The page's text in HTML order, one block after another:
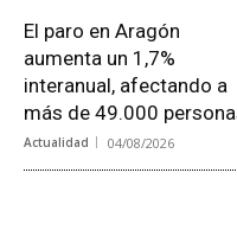
El paro en Aragón
aumenta un 1,7%
interanual, afectando a
más de 49.000
Actualidad 04/08/2026